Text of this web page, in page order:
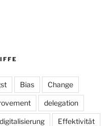
Bias Change
delegation
digitalisierung Effektivität